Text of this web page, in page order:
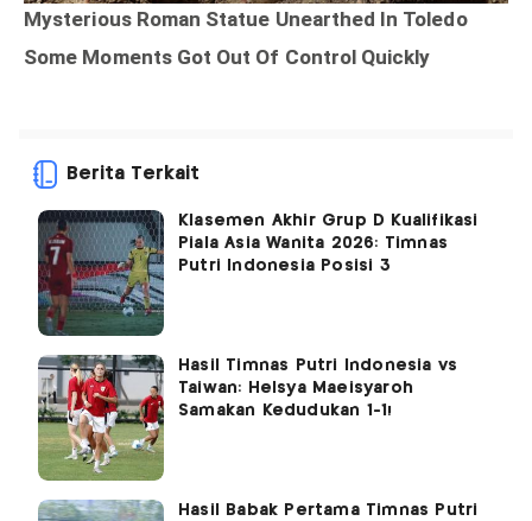
Berita Terkait
Klasemen Akhir Grup D Kualifikasi
Piala Asia Wanita 2026: Timnas
Putri Indonesia Posisi 3
Hasil Timnas Putri Indonesia vs
Taiwan: Helsya Maeisyaroh
Samakan Kedudukan 1-1!
Hasil Babak Pertama Timnas Putri